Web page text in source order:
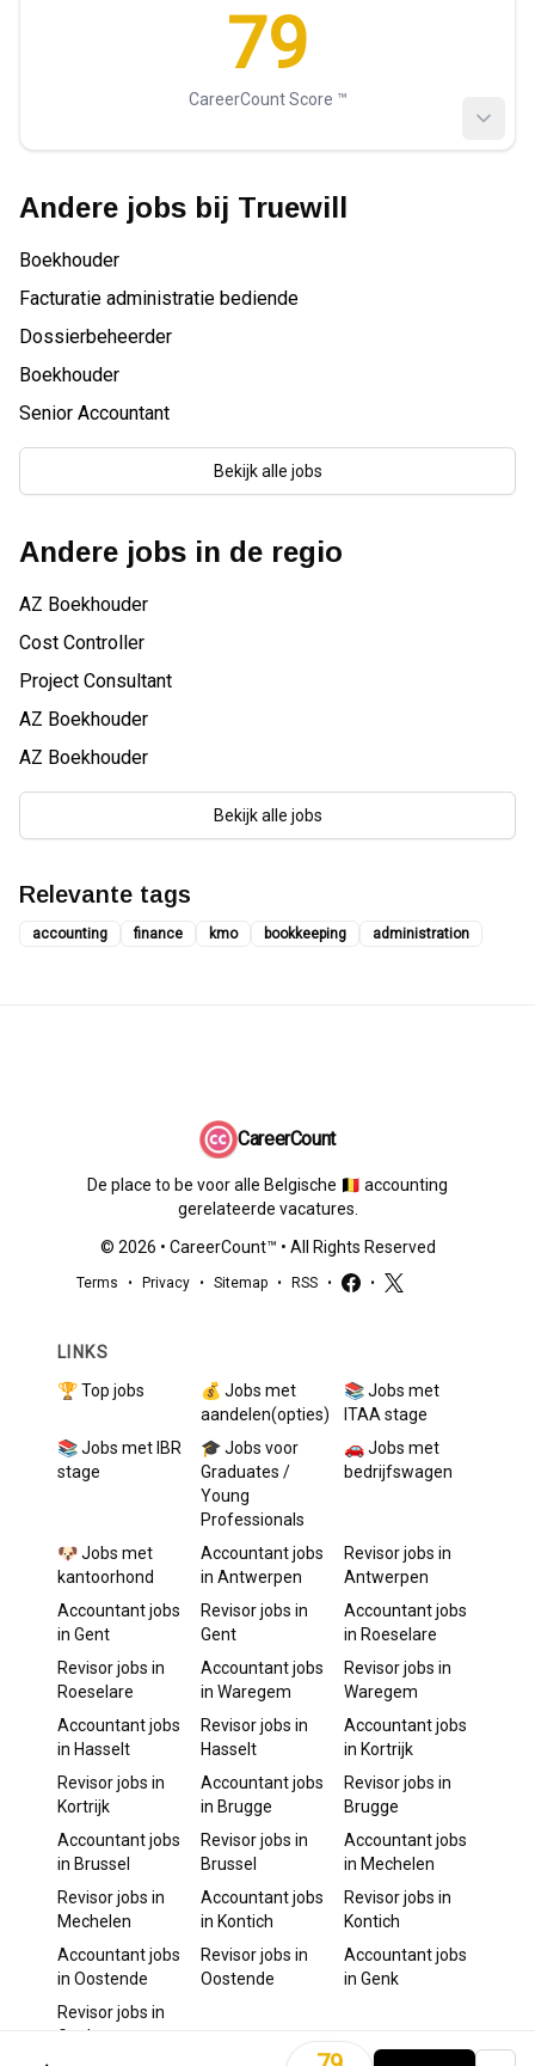
79
CareerCount Score ™️
Andere jobs bij Truewill
Boekhouder
Facturatie administratie bediende
Dossierbeheerder
Boekhouder
Senior Accountant
Bekijk alle jobs
Andere jobs in de regio
AZ Boekhouder
Cost Controller
Project Consultant
AZ Boekhouder
AZ Boekhouder
Bekijk alle jobs
Relevante tags
accounting finance kmo bookkeeping administration
CareerCount
De place to be voor alle Belgische 🇧🇪 accounting
gerelateerde vacatures.
© 2026 • CareerCount™ • All Rights Reserved
Terms • Privacy • Sitemap • RSS • •
LINKS
🏆 Top jobs
💰 Jobs met
aandelen(opties)
📚 Jobs met
ITAA stage
📚 Jobs met IBR
stage
🎓 Jobs voor
Graduates /
Young
Professionals
🚗 Jobs met
bedrijfswagen
🐶 Jobs met
kantoorhond
Accountantjobs
in Antwerpen
Revisorjobs in
Antwerpen
Accountantjobs
in Gent
Revisorjobs in
Gent
Accountantjobs
in Roeselare
Revisorjobs in
Roeselare
Accountantjobs
in Waregem
Revisorjobs in
Waregem
Accountantjobs
in Hasselt
Revisorjobs in
Hasselt
Accountantjobs
in Kortrijk
Revisorjobs in
Kortrijk
Accountantjobs
in Brugge
Revisorjobs in
Brugge
Accountantjobs
in Brussel
Revisorjobs in
Brussel
Accountantjobs
in Mechelen
Revisorjobs in
Mechelen
Accountantjobs
in Kontich
Revisorjobs in
Kontich
Accountantjobs
in Oostende
Revisorjobs in
Oostende
Accountantjobs
in Genk
Revisorjobs in
Genk